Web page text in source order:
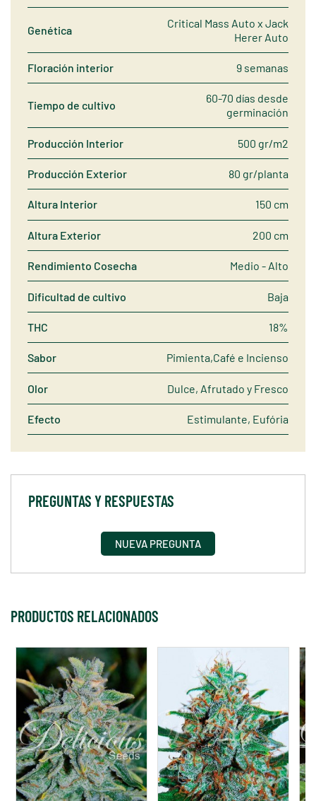
Genética
Critical Mass Auto x Jack
Herer Auto
Floración interior 9 semanas
Tiempo de cultivo
60-70 días desde
germinación
Producción Interior 500 gr/m2
Producción Exterior 80 gr/planta
Altura Interior 150 cm
Altura Exterior 200 cm
Rendimiento Cosecha Medio - Alto
Dificultad de cultivo Baja
THC 18%
Sabor Pimienta,Café e Incienso
Olor Dulce, Afrutado y Fresco
Efecto Estimulante, Eufória
PREGUNTAS Y RESPUESTAS
NUEVA PREGUNTA
PRODUCTOS RELACIONADOS